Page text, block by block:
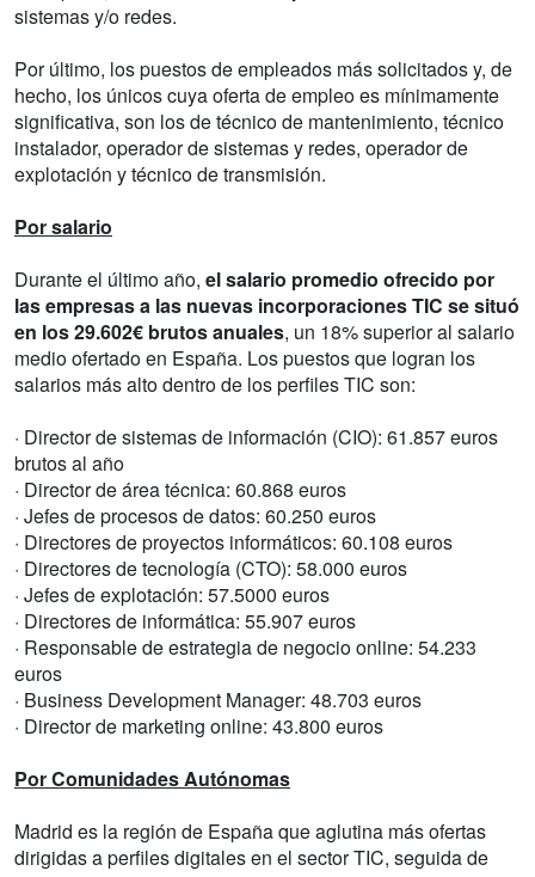
sistemas y/o redes.
Por último, los puestos de empleados más solicitados y, de
hecho, los únicos cuya oferta de empleo es mínimamente
significativa, son los de técnico de mantenimiento, técnico
instalador, operador de sistemas y redes, operador de
explotación y técnico de transmisión.
Por salario
Durante el último año, el salario promedio ofrecido por
las empresas a las nuevas incorporaciones TIC se situó
en los 29.602€ brutos anuales, un 18% superior al salario
medio ofertado en España. Los puestos que logran los
salarios más alto dentro de los perfiles TIC son:
· Director de sistemas de información (CIO): 61.857 euros
brutos al año
· Director de área técnica: 60.868 euros
· Jefes de procesos de datos: 60.250 euros
· Directores de proyectos informáticos: 60.108 euros
· Directores de tecnología (CTO): 58.000 euros
· Jefes de explotación: 57.5000 euros
· Directores de informática: 55.907 euros
· Responsable de estrategia de negocio online: 54.233
euros
· Business Development Manager: 48.703 euros
· Director de marketing online: 43.800 euros
Por Comunidades Autónomas
Madrid es la región de España que aglutina más ofertas
dirigidas a perfiles digitales en el sector TIC, seguida de